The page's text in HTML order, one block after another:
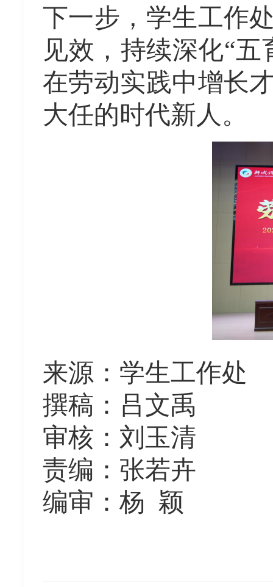
下一步，学生工作
见效，持续深化“五
在劳动实践中增长
大任的时代新人。
来源 ： 学生工作处
撰稿：吕文禹
审核：刘玉清
责编：张若卉
编审：杨 颖